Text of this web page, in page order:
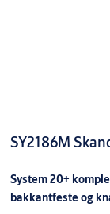
SY2186M
System 20+
bakkantfeste og